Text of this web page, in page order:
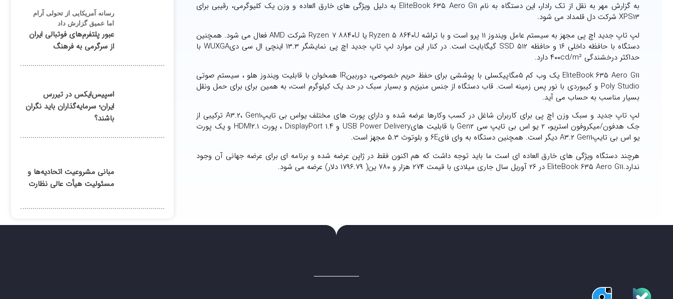
به گزارش مهر به نقل از تک رادار، این دستگاه به نام EliteBook ۶۳۵ Aero G۱۱ به دلیل ویژگی های خارق العاده و وزن یک کلیوگرمی، رقیبی برای
XPS۱۳ شرکت دل قلمداد می شود.
لپ تاپ جدید اچ پی مجهز به سیستم عامل ویندوز ۱۱ پرو است و با تراشه Ryzen ۵ ۸۶۴۰U یا Ryzen ۷ ۸۸۴۰U شرکت AMD فعال می شود. همچنین
دستگاه با حافظه داخلی ۱۶ و حافظه SSD ۵۱۲ گیگابایت است. در کنار این موارد لپ تاپ جدید اچ پی نمایشگر ۱۳.۳ اینچی ال سی دیWUXGA با
حداکثر درخشندگی ۴۰۰cd/m² دارد.
EliteBook ۶۳۵ Aero G۱۱ یک وب کم ۵مگاپیکسلی با پوششی برای حفظ حریم خصوصی، دوربینIR همخوان با قابلیت ویندوز هلو ، سیستم صوتی
Poly Studio و کیبوردی با نور پس زمینه است. قاب دستگاه از جنس منیزیم و بسیار سبک در حد یک کیلوگرم است، به همین برای برای حمل ونقل
بسیار مناسب به حساب می آید.
لپ تاپ جدید و سبک وزن اچ پی برای کاربران شاغل در کسب وکارها عرضه شده و دارای پورت های مختلف یواس بی تایپA۳.۲، Gen۱ ترکیبی از
جک هدفون/میکروفون استریو، ۲ یو اس بی تایپ سی Gen۲ با قابلیت هایUSB Power Delivery و DisplayPort ۱.۴ ، پورت HDM!۲.۱ و یک پورت
یو اس بی تایپA۳.۲ Gen۱ دیگر است. همچنین دستگاه به وای فای۶E و بلوتوث ۵.۳ مجهز است.
هرچند دستگاه ویژگی های خارق العاده ای است ما باید توجه داشت که هم اکنون فقط در ژاپن عرضه شده و برنامه ای برای عرضه جهانی آن وجود
ندارد.EliteBook ۶۳۵ Aero G۱۱ در ۲۶ آوریل سال جاری میلادی با قیمت ۲۷۴ هزار و ۷۸۰ ین( ۱۷۹۶.۷۹ دلار) عرضه می شود.
رسانه آمریکایی از تحولی آرام
اما عمیق گزارش داد
عبور پلتفرم‌های فوتبالی ایران
از سرگرمی به فرهنگ
اسپیس‌ایکس در تیررس
ایران؛ سرمایه‌گذاران باید نگران
باشند؟
مبانی مشروعیت اتحادیه‌ها و
مسئولیت هیأت عالی نظارت